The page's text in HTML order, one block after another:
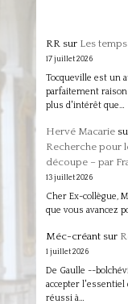
RRsur Les
17 juillet 2026
Tocqueville est un
parfaitement
plus d'intérêt que…
Hervé Macarie
Recherche pour
découpe – par
13 juillet 2026
Cher Ex-collègue,
que vous avancez
Méc-créantsur
1 juillet 2026
De Gaulle --
accepter l'essentiel
réussi à…